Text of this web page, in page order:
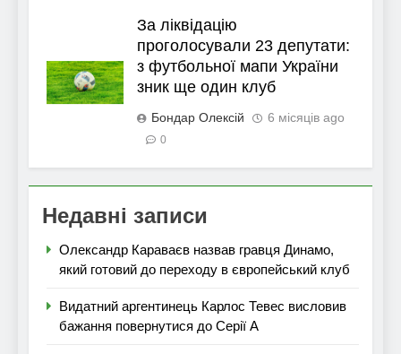
За ліквідацію
проголосували 23 депутати:
з футбольної мапи України
зник ще один клуб
Бондар Олексій 6 місяців ago
0
Недавні записи
Олександр Караваєв назвав гравця Динамо,
який готовий до переходу в європейський клуб
Видатний аргентинець Карлос Тевес висловив
бажання повернутися до Серії А